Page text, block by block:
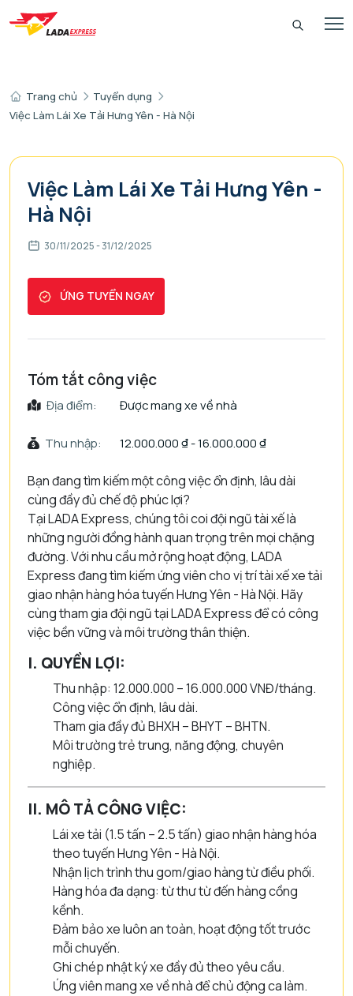
Trang chủ
Tuyển dụng
Việc Làm Lái Xe Tải Hưng Yên - Hà Nội
Việc Làm Lái Xe Tải Hưng Yên -
Hà Nội
30/11/2025 - 31/12/2025
ỨNG TUYỂN NGAY
Tóm tắt công việc
Địa điểm: Được mang xe về nhà
Thu nhập: 12.000.000 ₫ - 16.000.000 ₫
Bạn đang tìm kiếm một công việcổn định, lâu dài
cùng đầy đủ chế độ phúc lợi?
Tại LADA Express, chúng tôi coi đội ngũ tài xế là
những người đồng hành quan trọng trên mọi chặng
đường. Với nhu cầu mở rộng hoạt động, LADA
Express đang tìm kiếm ứng viên cho vị trí tài xế xe tải
giao nhận hàng hóa tuyến Hưng Yên - Hà Nội. Hãy
cùng tham gia đội ngũ tại LADA Express để có công
việc bền vững và môi trường thân thiện.
I. QUYỀN LỢI:
Thu nhập: 12.000.000 – 16.000.000 VNĐ/tháng.
Công việc ổn định, lâu dài.
Tham gia đầy đủ BHXH – BHYT – BHTN.
Môi trường trẻ trung, năng động, chuyên
nghiệp.
II. MÔ TẢ CÔNG VIỆC:
Lái xe tải (1.5 tấn – 2.5 tấn) giao nhận hàng hóa
theo tuyến Hưng Yên - Hà Nội.
Nhận lịch trình thu gom/giao hàng từ điều phối.
Hàng hóa đa dạng: từ thư từ đến hàng cồng
kềnh.
Đảm bảo xe luôn an toàn, hoạt động tốt trước
mỗi chuyến.
Ghi chép nhật ký xe đầy đủ theo yêu cầu.
Ứng viên mang xe về nhà để chủ động ca làm.